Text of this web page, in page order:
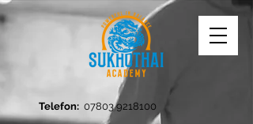
Telefon: 07803 9218100